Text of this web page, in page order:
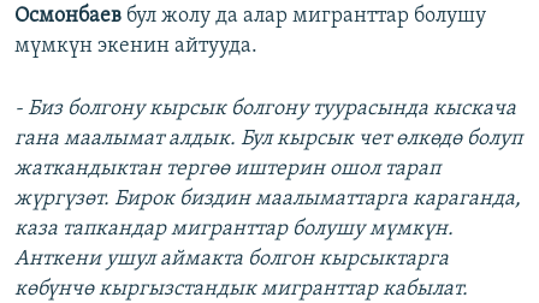
Осмонбаев бул жолу да алар мигранттар болушу
мүмкүн экенин айтууда.
- Биз болгону кырсык болгону туурасында кыскача
гана маалымат алдык. Бул кырсык чет өлкөдө болуп
жаткандыктан тергөө иштерин ошол тарап
жүргүзөт. Бирок биздин маалыматтарга караганда,
каза тапкандармигранттар болушу мүмкүн.
Анткени ушул аймакта болгон кырсыктарга
көбүнчө кыргызстандык мигранттар кабылат.